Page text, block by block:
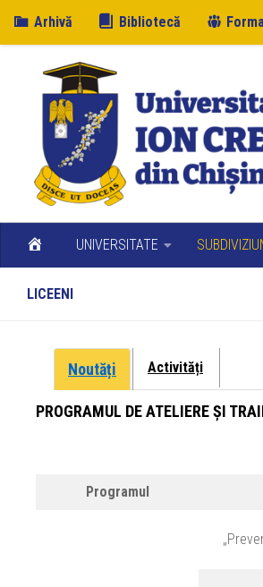
Skip to content
Arhivă Bibliotecă
UNIVERSITATE
LICEENI
Noutăți Activități
PROGRAMUL DE ATELIERE ȘI
Programul